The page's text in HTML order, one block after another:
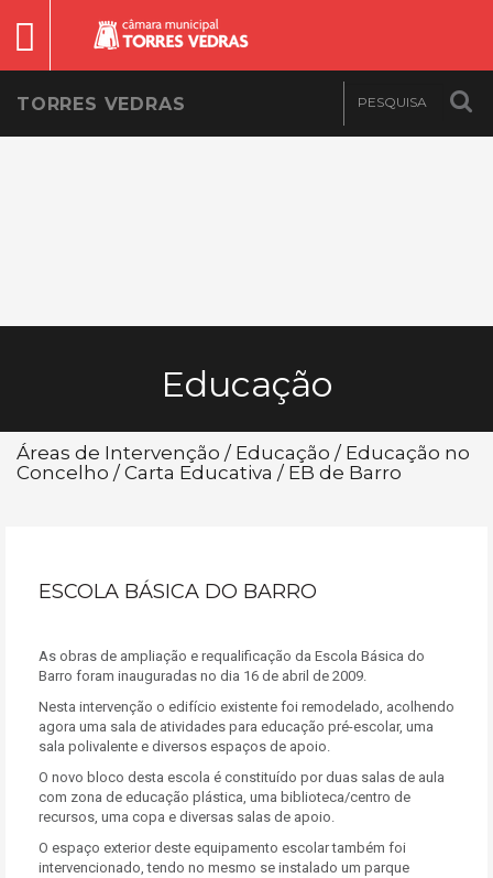
TORRES VEDRAS
Educação
Áreas de Intervenção / Educação / Educação no
Concelho / Carta Educativa / EB de Barro
ESCOLA BÁSICA DO BARRO
As obras de ampliação e requalificação da Escola Básica do
Barro foram inauguradas no dia 16 de abril de 2009.
Nesta intervenção o edifício existente foi remodelado, acolhendo
agora uma sala de atividades para educação pré-escolar, uma
sala polivalente e diversos espaços de apoio.
O novo bloco desta escola é constituído por duas salas de aula
com zona de educação plástica, uma biblioteca/centro de
recursos, uma copa e diversas salas de apoio.
O espaço exterior deste equipamento escolar também foi
intervencionado, tendo no mesmo se instalado um parque